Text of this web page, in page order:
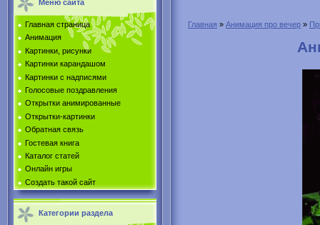
Меню сайта
Главная страница
Анимация
Картинки, рисунки
Картинки карандашом
Картинки с надписями
Голосовые поздравления
Открытки анимированные
Открытки-картинки
Обратная связь
Гостевая книга
Каталог статей
Онлайн игры
Создать такой сайт
Категории раздела
Главная » Анимация про вечер »